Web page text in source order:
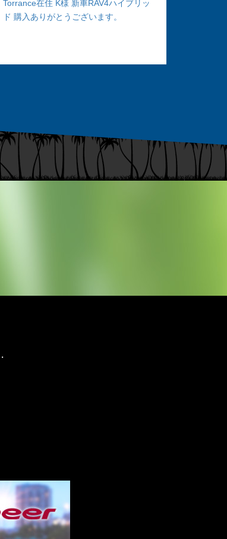
Torrance在住 K様 新車RAV4ハイブリッ
ド 購入ありがとうございます。